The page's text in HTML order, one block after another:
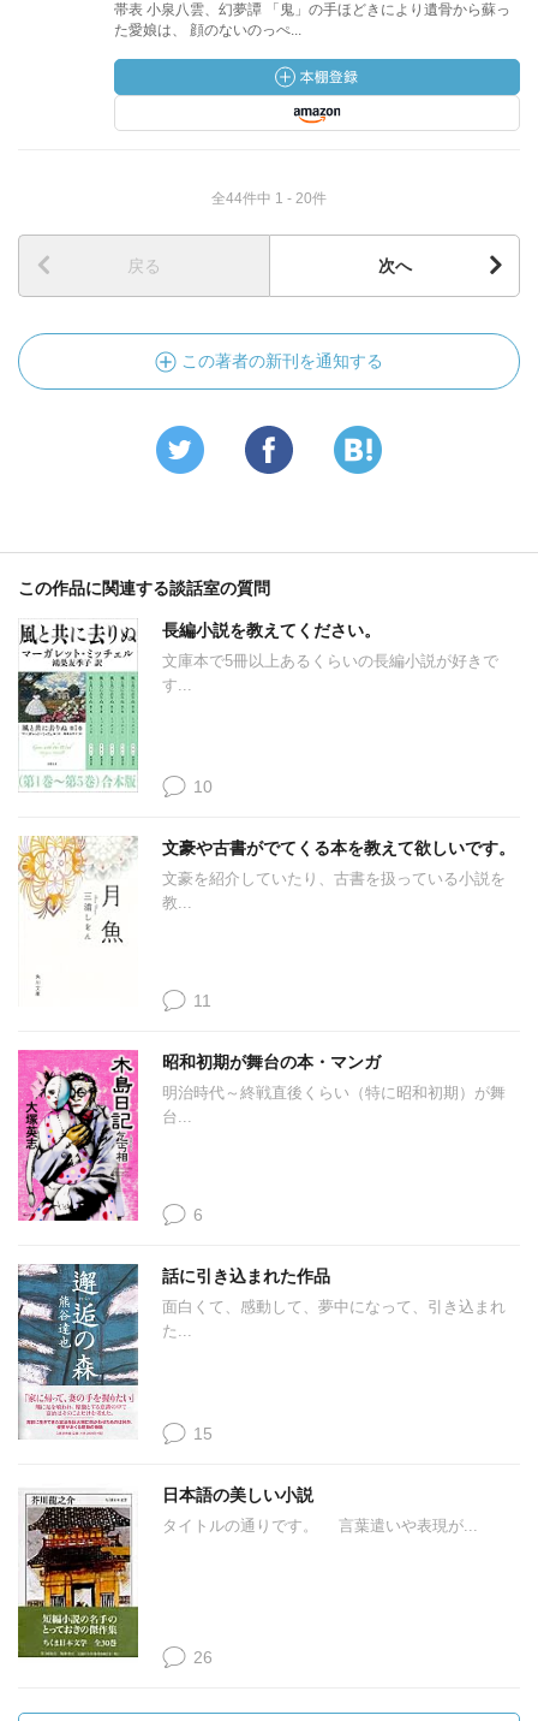
帯表 小泉八雲、幻夢譚 「鬼」の手ほどきにより遺骨から蘇っ
た愛娘は、 顔のないのっぺ...
全44件中 1 - 20件
戻る 次へ
この著者の新刊を通知する
この作品に関連する談話室の質問
長編小説を教えてください。
文庫本で5冊以上あるくらいの長編小説が好きで
す...
10
文豪や古書がでてくる本を教えて欲しいです。
文豪を紹介していたり、古書を扱っている小説を
教...
11
昭和初期が舞台の本・マンガ
明治時代～終戦直後くらい（特に昭和初期）が舞
台...
6
話に引き込まれた作品
面白くて、感動して、夢中になって、引き込まれ
た...
15
日本語の美しい小説
タイトルの通りです。 言葉遣いや表現が...
26